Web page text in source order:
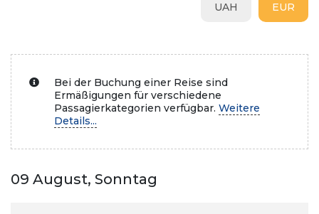
EUR
UAH
Bei der Buchung einer Reise sind
Ermäßigungen für verschiedene
Passagierkategorien verfügbar. Weitere
Details...
09 August, Sonntag